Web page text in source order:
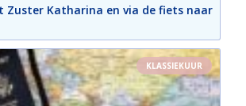
Zuster Katharina en via de fiets naar
KLASSIEKUUR